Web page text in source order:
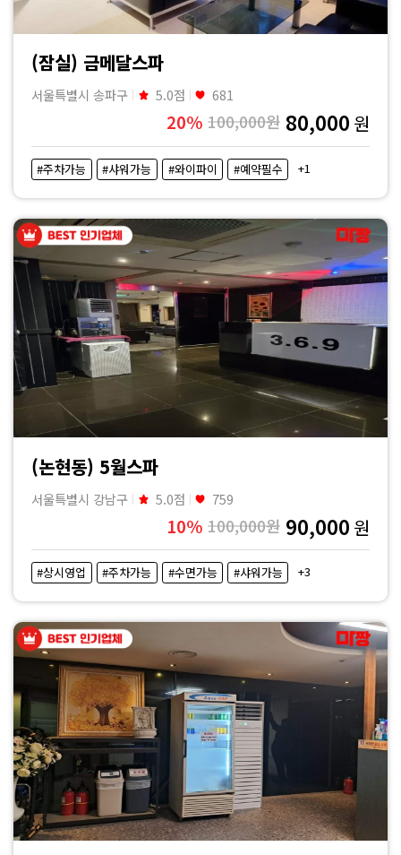
(잠실) 금메달스파
서울특별시 송파구 5.0점 681
20% 100,000원 80,000 원
#주차가능 #샤워가능 #와이파이 #예약필수 +1
(논현동) 5월스파
서울특별시 강남구 5.0점 759
10% 100,000원 90,000 원
#상시영업 #주차가능 #수면가능 #샤워가능 +3